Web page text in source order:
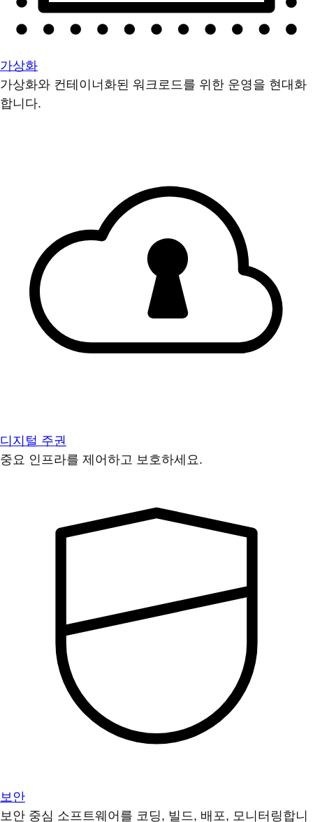
가상화
가상화와 컨테이너화된 워크로드를 위한 운영을 현대화
합니다.
디지털 주권
중요 인프라를 제어하고 보호하세요.
보안
보안 중심 소프트웨어를 코딩, 빌드, 배포, 모니터링합니